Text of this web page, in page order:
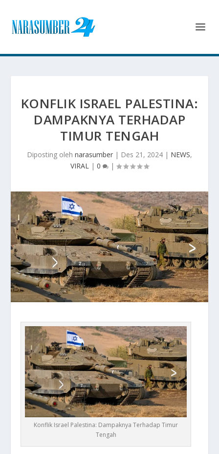
KONFLIK ISRAEL PALESTINA:
DAMPAKNYA TERHADAP
TIMUR TENGAH
Diposting oleh narasumber | Des 21, 2024 | NEWS,
VIRAL | 0 |
Konflik Israel Palestina: Dampaknya Terhadap Timur
Tengah